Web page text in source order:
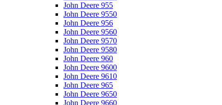
John Deere 955
John Deere 9550
John Deere 956
John Deere 9560
John Deere 9570
John Deere 9580
John Deere 960
John Deere 9600
John Deere 9610
John Deere 965
John Deere 9650
John Deere 9660